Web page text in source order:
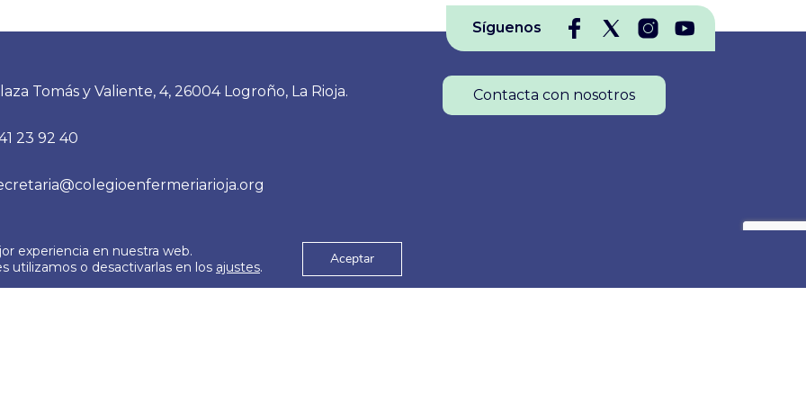
Síguenos
Tomás y Valiente, 4, 26004 Logroño, La Rioja.
23 92 40
Contacta con nosotros
© 2026
Aviso Legal
experiencia en nuestra web.
utilizamos o desactivarlas en los ajustes. Aceptar